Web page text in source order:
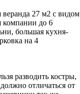
27 м2 с видом
компании до 6
большая кухня-
на 4
разводить костры,
отличаться от